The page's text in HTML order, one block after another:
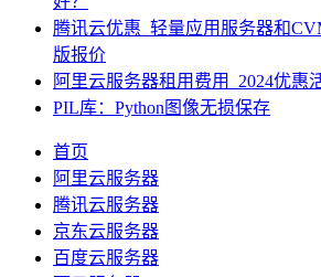
腾讯云优惠_轻量应用服务器和
版报价
阿里云服务器租用费用_2024优惠
PIL库：Python图像无损保存
首页
阿里云服务器
腾讯云服务器
京东云服务器
百度云服务器